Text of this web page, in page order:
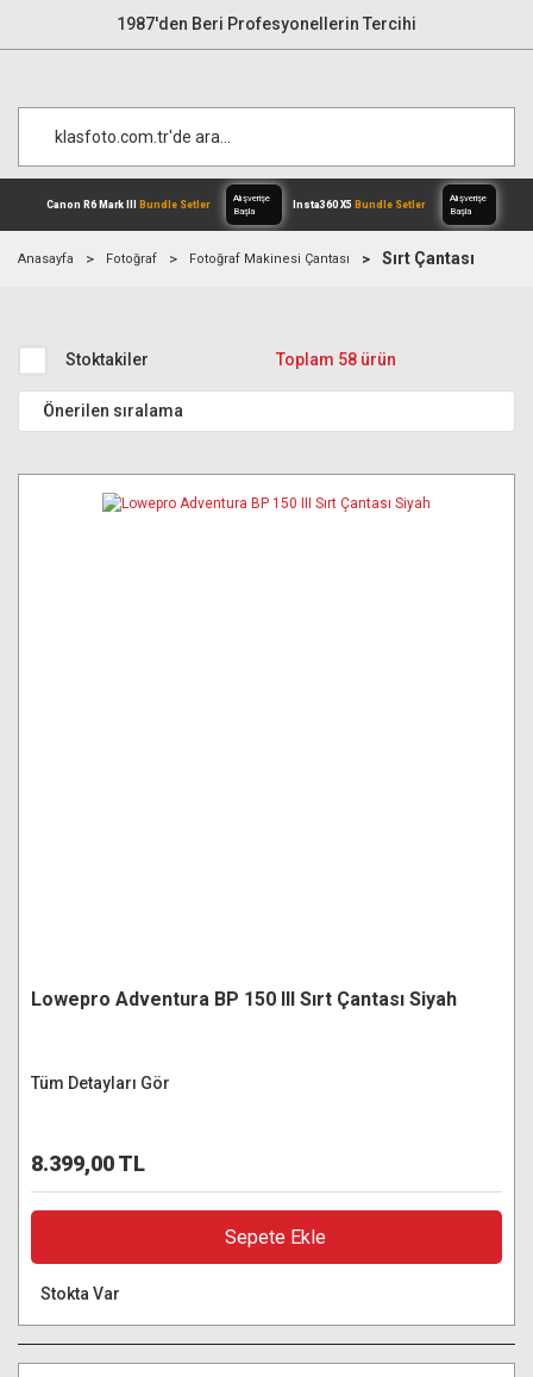
1987'den Beri Profesyonellerin Tercihi
Başla
Anasayfa Fotoğraf Fotoğraf Makinesi Çantası Sırt Çantası
Stoktakiler Toplam 58 ürün
Lowepro Adventura BP 150 III Sırt Çantası Siyah
Tüm Detayları Gör
8.399,00 TL
Sepete Ekle
Stokta Var